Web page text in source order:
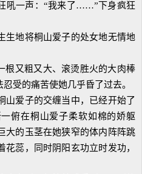
吼一声：“我来了……”下身疯狂
地将桐山爱子的处女地无情地
又粗又大、滚烫胜火的大肉棒
受的痛苦使她几乎昏了过去。
爱子的交缠当中，已经开始了
俯在桐山爱子柔软如棉的娇躯
大的玉茎在她狭窄的体内阵阵跳
蕊，同时阴阳玄功立时发功，